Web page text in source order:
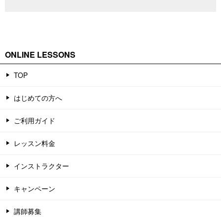
ONLINE LESSONS
TOP
はじめての方へ
ご利用ガイド
レッスン料金
インストラクター
キャンペーン
講師募集